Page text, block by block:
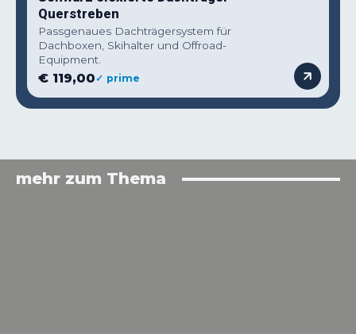
Querstreben
Passgenaues Dachträgersystem für
Dachboxen, Skihalter und Offroad-
Equipment.
€ 119,00✓ prime
mehr zum Thema